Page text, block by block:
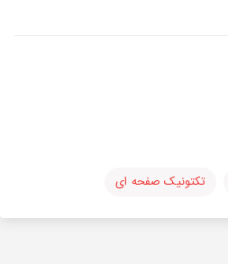
تکتونیک صفحه ای